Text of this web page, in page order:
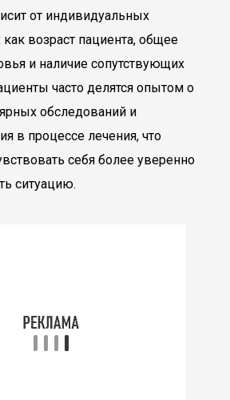
от индивидуальных
возраст пациента, общее
и наличие сопутствующих
часто делятся опытом о
обследований и
в процессе лечения, что
себя более уверенно
ситуацию.